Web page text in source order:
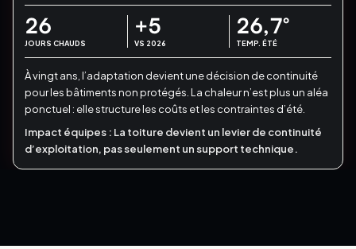
26
JOURS CHAUDS
+5
VS 2026
26,7°
TEMP. ÉTÉ
À vingt ans, l’adaptation devient une décision de continuité
pour les bâtiments non protégés. La chaleur n’est plus un aléa
ponctuel : elle structure les coûts et les contraintes d’été.
Impact équipes : La toiture devient un levier de continuité
d’exploitation, pas seulement un support technique.